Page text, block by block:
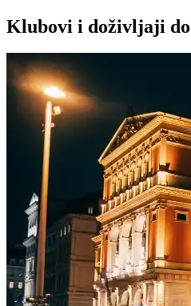
Klubovi i doživljaji do